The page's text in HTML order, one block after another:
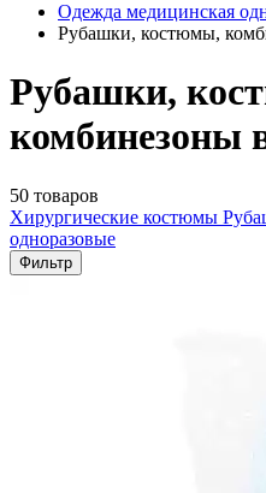
Одежда медицинская
Рубашки, костюмы,
Рубашки,
комбинезоны
50 товаров
Хирургические костюмы
одноразовые
Фильтр